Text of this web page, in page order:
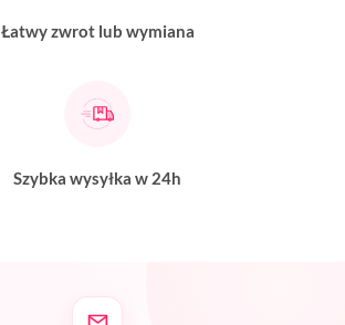
Łatwy zwrot lub wymiana
Szybka wysyłka w 24h